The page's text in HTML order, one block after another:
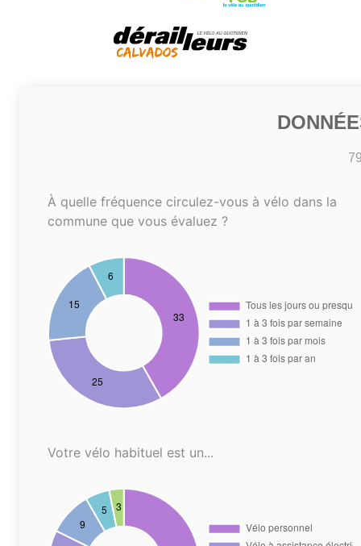
À quelle fréquence circulez-vous à vélo dans la
commune que vous évaluez ?
Votre vélo habituel est un...